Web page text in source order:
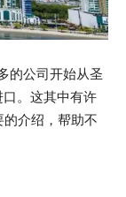
的公司开始从圣
。这其中有许
介绍，帮助不